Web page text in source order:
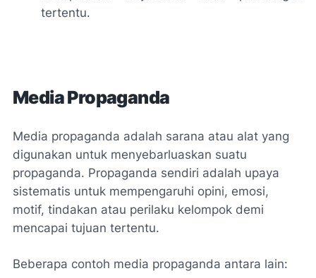
tertentu.
Media Propaganda
Media propaganda adalah sarana atau alat yang
digunakan untuk menyebarluaskan suatu
propaganda. Propaganda sendiri adalah upaya
sistematis untuk mempengaruhi opini, emosi,
motif, tindakan atau perilaku kelompok demi
mencapai tujuan tertentu.
Beberapa contoh media propaganda antara lain: